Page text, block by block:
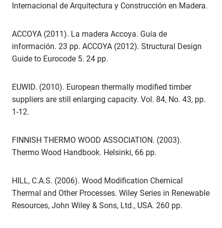
Internacional de Arquitectura y Construcción en Madera.
ACCOYA (2011). La madera Accoya. Guía de
información. 23 pp. ACCOYA (2012). Structural Design
Guide to Eurocode 5. 24 pp.
EUWID. (2010). European thermally modified timber
suppliers are still enlarging capacity. Vol. 84, No. 43, pp.
1-12.
FINNISH THERMO WOOD ASSOCIATION. (2003).
Thermo Wood Handbook. Helsinki, 66 pp.
HILL, C.A.S. (2006). Wood Modification Chemical
Thermal and Other Processes. Wiley Series in Renewable
Resources, John Wiley & Sons, Ltd., USA. 260 pp.